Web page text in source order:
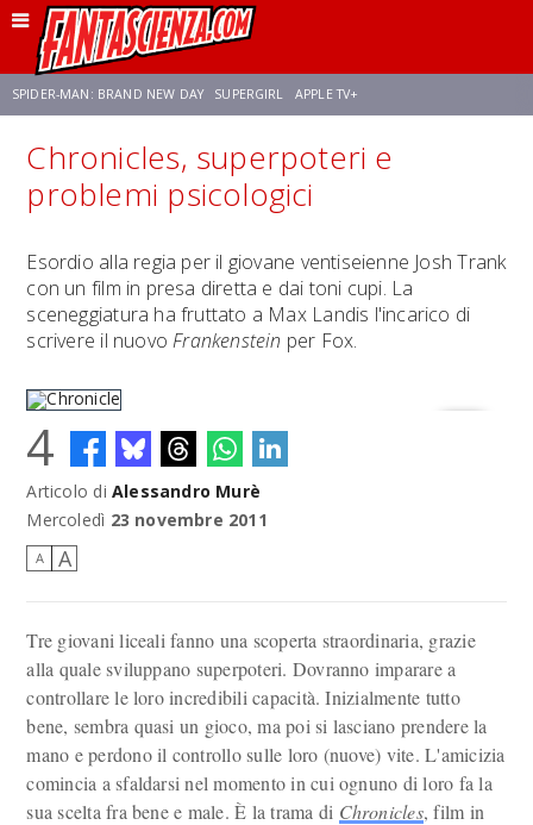
SPIDER-MAN: BRAND NEW DAY SUPERGIRL APPLE TV+
FRANCO RICCIARDIELLO ZENDAYA STAR TREK AVENGERS: DOOMSDAY
Chronicles, superpoteri e
problemi psicologici
Esordio alla regia per il giovane ventiseienne Josh Trank
con un film in presa diretta e dai toni cupi. La
sceneggiatura ha fruttato a Max Landis l'incarico di
scrivere il nuovoFrankenstein per Fox.
Chronicle
4
Articolo di Alessandro Murè
Mercoledì 23 novembre 2011
A A
Tre giovani liceali fanno una scoperta straordinaria, grazie
alla quale sviluppano superpoteri. Dovranno imparare a
controllare le loro incredibili capacità. Inizialmente tutto
bene, sembra quasi un gioco, ma poi si lasciano prendere la
mano e perdono il controllo sulle loro (nuove) vite. L'amicizia
comincia a sfaldarsi nel momento in cui ognuno di loro fa la
sua scelta fra bene e male. È la trama di Chronicles, film in